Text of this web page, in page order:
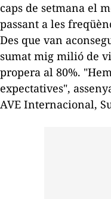
caps de setmana el
passant a les
Des que van
sumat mig milió de
propera al 80%.
expectatives",
AVE Internacional,